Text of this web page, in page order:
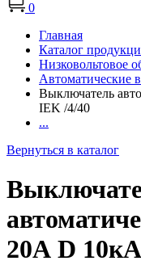
0
Главная
Каталог
Низковольтовое
Автоматические
Выключатель
IEK /4/40
...
Вернуться в каталог
20А D